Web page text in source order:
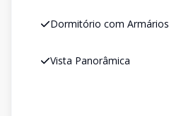
Dormitório com Armários
Vista Panorâmica